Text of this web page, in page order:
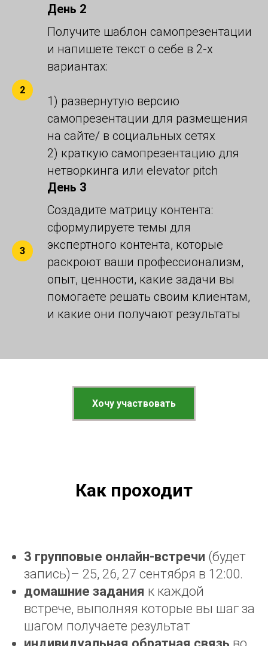
День 2
Получите шаблон самопрезентации
и напишете текст о себе в 2-х
вариантах:
1) развернутую версию
самопрезентации для размещения
на сайте/ в социальных сетях
2) краткую самопрезентацию для
нетворкинга или elevator pitch
День 3
Создадите матрицу контента:
сформулируете темы для
экспертного контента, которые
раскроют ваши профессионализм,
опыт, ценности, какие задачи вы
помогаете решать своим клиентам,
и какие они получают результаты
Хочу участвовать
Как проходит
3 групповые онлайн-встречи (будет
запись)– 25, 26, 27 сентября в 12:00.
домашние задания к каждой
встрече, выполняя которые вы шаг за
шагом получаете результат